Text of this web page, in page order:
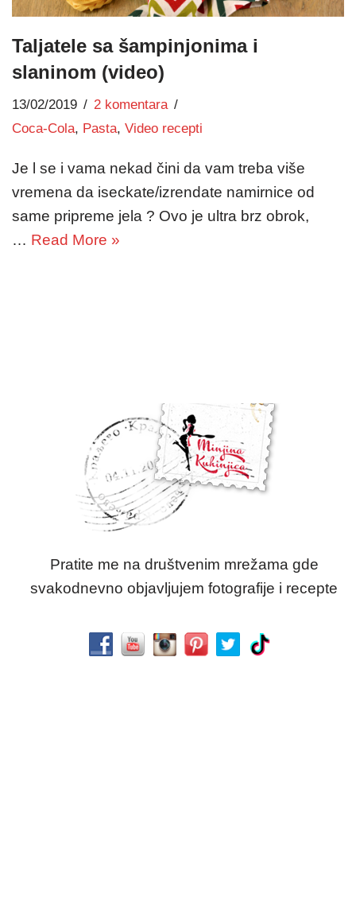
Taljatele sa šampinjonima i
slaninom (video)
13/02/2019
2 komentara
Coca-Cola, Pasta, Video recepti
Je l se i vama nekad čini da vam treba više
vremena da iseckate/izrendate namirnice od
same pripreme jela ? Ovo je ultra brz obrok,
… Read More »
Pratite me na društvenim mrežama gde
svakodnevno objavljujem fotografije i recepte